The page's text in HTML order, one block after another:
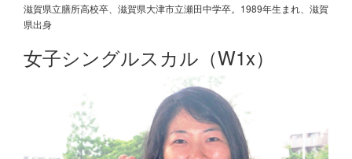
滋賀県立膳所高校卒、滋賀県大津市立瀬田中学卒。1989年生まれ、滋賀
県出身
女子シングルスカル（W1x）